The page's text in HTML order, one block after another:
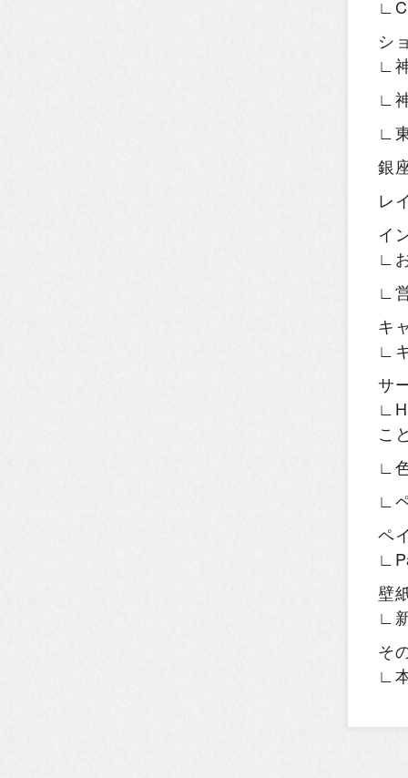
シ
∟
∟
∟
銀
レ
イ
∟
∟
キ
∟
サ
こ
∟
∟
ペ
壁
∟
そ
∟